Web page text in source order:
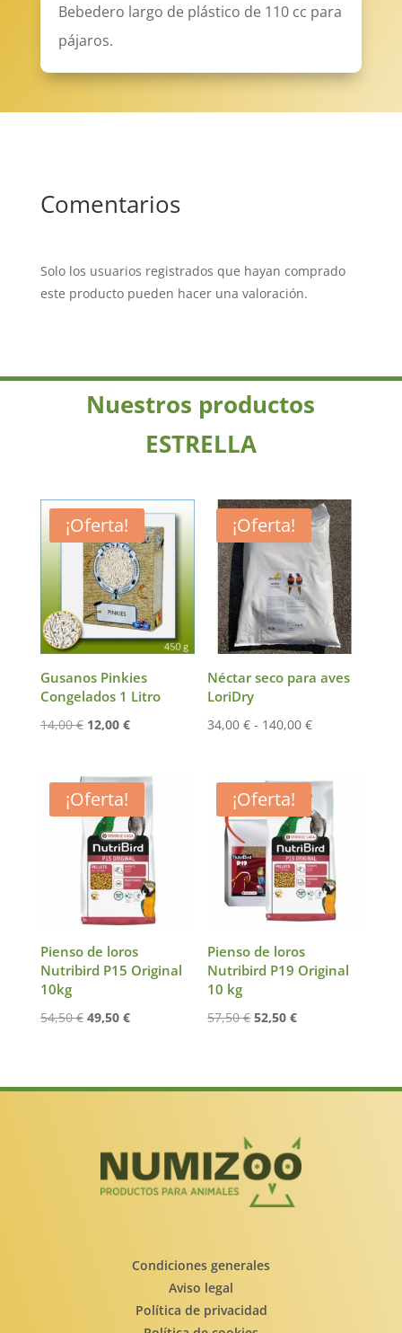
Bebedero largo de plástico de 110 cc para
pájaros.
Comentarios
Solo los usuarios registrados que hayan comprado
este producto pueden hacer una valoración.
Nuestros productos
ESTRELLA
¡Oferta!
Gusanos Pinkies
Congelados 1 Litro
14,00€ El
era:
14,00 €.
12,00 €El
12,00 €.
¡Oferta!
Néctar seco para aves
LoriDry
34,00€ - 140,00€Rango
desde
34,00 €
hasta
140,00 €
¡Oferta!
Pienso de loros
Nutribird P15 Original
10kg
54,50€ El
era:
49,50 €El
es:
¡Oferta!
Pienso de loros
Nutribird P19 Original
10 kg
57,50€ El
era:
52,50€El
es:
Condiciones generales
Aviso legal
Política de privacidad